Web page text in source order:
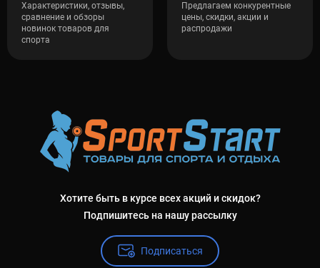
Характеристики, отзывы,
сравнение и обзоры
новинок товаров для
спорта
Предлагаем конкурентные
цены, скидки, акции и
распродажи
Хотите быть в курсе всех акций и скидок?
Подпишитесь на нашу рассылку
Подписаться